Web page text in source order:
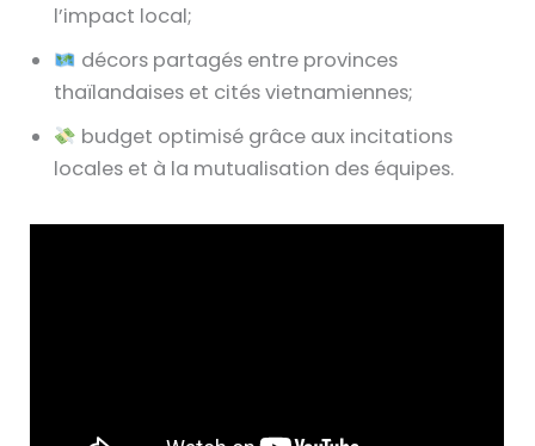
l’impact local;
décors partagés entre provinces
thaïlandaises et cités vietnamiennes;
budget optimisé grâce aux incitations
locales et à la mutualisation des équipes.